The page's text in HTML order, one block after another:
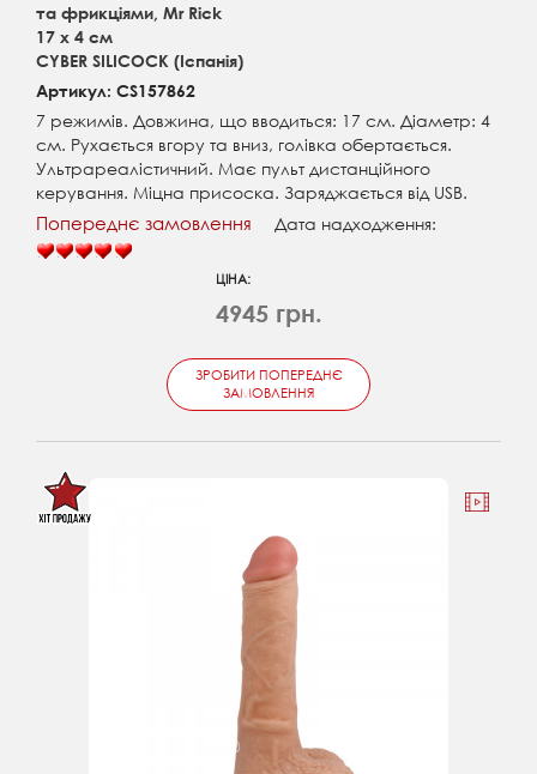
та фрикціями, Mr Rick
17 х 4 см
CYBER SILICOCK (Іспанія)
Артикул: CS157862
7 режимів. Довжина, що вводиться: 17 см. Діаметр: 4
см. Рухається вгору та вниз, голівка обертається.
Ультрареалістичний. Має пульт дистанційного
керування. Міцна присоска. Заряджається від USB.
Попереднє замовлення Дата надходження:
ЦІНА:
4945 грн.
ЗРОБИТИ ПОПЕРЕДНЄ
ЗАМОВЛЕННЯ